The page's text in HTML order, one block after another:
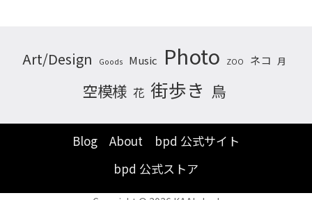
Art/Design Goods Music Photo ZOO ネコ 月
空模様 花 街歩き 鳥
Blog About
bpd 公式サイト
bpd 公式ストア